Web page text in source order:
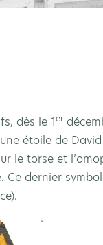
dès le 1er
étoile de
le torse et
dernier